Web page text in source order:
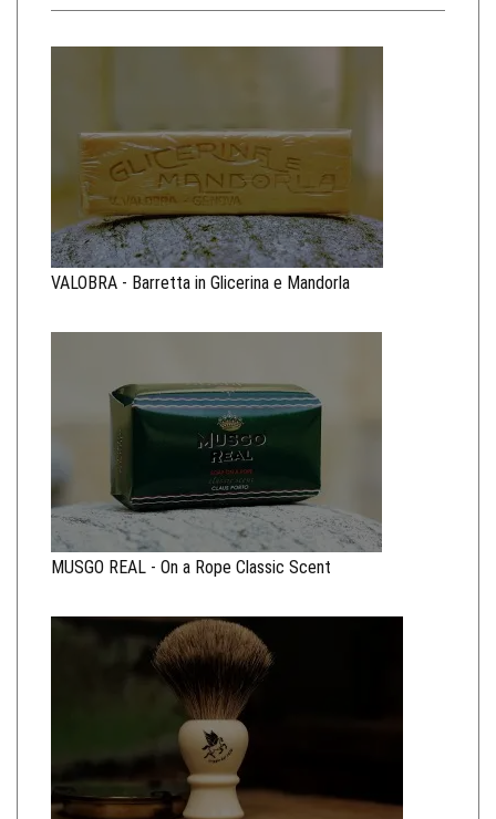
VALOBRA - Barretta in Glicerina e Mandorla
MUSGO REAL - On a Rope Classic Scent